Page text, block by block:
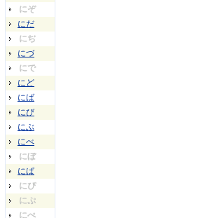
にぞ
にだ
にぢ
にづ
にで
にど
にば
にび
にぶ
にべ
にぼ
にぱ
にぴ
にぷ
にぺ